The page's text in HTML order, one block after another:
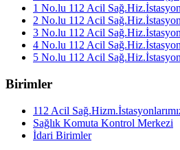
1 No.lu 112 Acil
2 No.lu 112 Acil
3 No.lu 112 Acil
4 No.lu 112 Acil
5 No.lu 112 Acil
Birimler
112 Acil
Sağlık Komuta Kontrol Merkezi
İdari Birimler